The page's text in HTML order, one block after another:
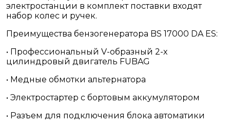
электростанции в комплект поставки входят
набор колес и ручек.
Преимущества бензогенератора BS 17000 DA ES:
• Профессиональный V-образный 2-х
цилиндровый двигатель FUBAG
• Медные обмотки альтернатора
• Электростартер с бортовым аккумулятором
• Разъем для подключения блока автоматики